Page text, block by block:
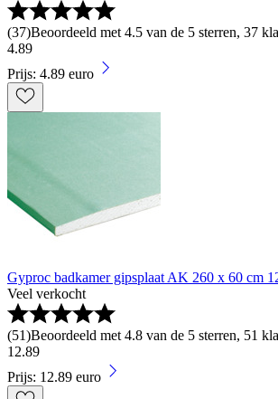
(37)Beoordeeld met 4.5 van de 5 sterren, 37
4.89
Prijs: 4.89 euro
Gyproc badkamer gipsplaat AK 260 x 60 cm
Veel verkocht
(51)Beoordeeld met 4.8 van de 5 sterren, 51
12.89
Prijs: 12.89 euro